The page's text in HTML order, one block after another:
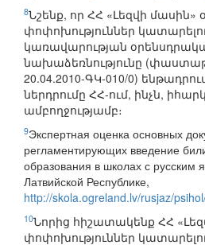
8Նշենք, որ ՀՀ «Լեզվի մասին»
փոփոխություններ
կառավարության
նախաձեռնությունը
20.04.2010-ԳԿ-010/0)
ներդրումը ՀՀ-ում, ինչն,
ամբողջությամբ։
9Экспертная оценка основных
регламентирующих введение
образования в школах с русским
Латвийской Республике,
http://skola.ogreland.lv/rusjaz/
10Նորից հիշատակենք ՀՀ
փոփոխություններ